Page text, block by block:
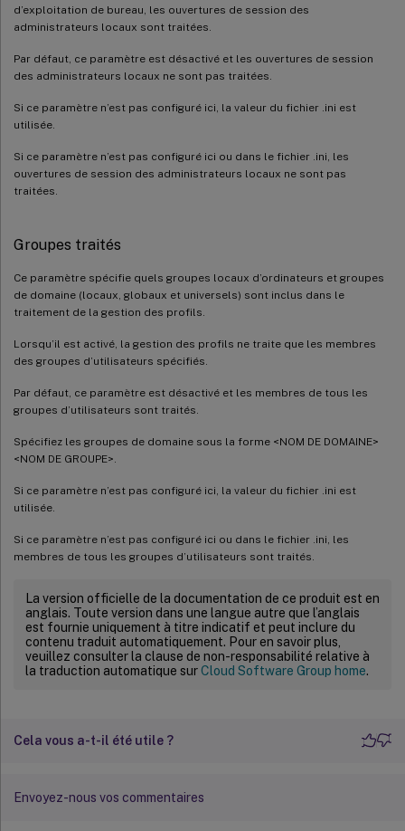
d’exploitation de bureau, les ouvertures de session des
administrateurs locaux sont traitées.
Par défaut, ce paramètre est désactivé et les ouvertures de session
des administrateurs locaux ne sont pas traitées.
Si ce paramètre n’est pas configuré ici, la valeur du fichier .ini est
utilisée.
Si ce paramètre n’est pas configuré ici ou dans le fichier .ini, les
ouvertures de session des administrateurs locaux ne sont pas
traitées.
Groupes traités
Ce paramètre spécifie quels groupes locaux d’ordinateurs et groupes
de domaine (locaux, globaux et universels) sont inclus dans le
traitement de la gestion des profils.
Lorsqu’il est activé, la gestion des profils ne traite que les membres
des groupes d’utilisateurs spécifiés.
Par défaut, ce paramètre est désactivé et les membres de tous les
groupes d’utilisateurs sont traités.
Spécifiez les groupes de domaine sous la forme <NOM DE DOMAINE>
<NOM DE GROUPE>.
Si ce paramètre n’est pas configuré ici, la valeur du fichier .ini est
utilisée.
Si ce paramètre n’est pas configuré ici ou dans le fichier .ini, les
membres de tous les groupes d’utilisateurs sont traités.
La version officielle de la documentation de ce produit est en
anglais. Toute version dans une langue autre que l’anglais
est fournie uniquement à titre indicatif et peut inclure du
contenu traduit automatiquement. Pour en savoir plus,
veuillez consulter la clause de non-responsabilité relative à
la traduction automatique surCloud Software Group home.
Cela vous a-t-il été utile ?
Envoyez-nous vos commentaires